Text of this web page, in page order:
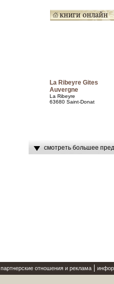
La Ribeyre Gites
Auvergne
La Ribeyre
63680 Saint-Donat
смотреть большее
партнерские отношения и реклама